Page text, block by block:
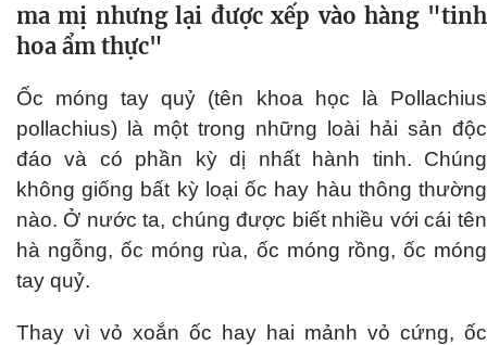
ma mị nhưng lại được xếp vào hàng "tinh
hoa ẩm thực"
Ốc móng tay quỷ (tên khoa học là Pollachius
pollachius) là một trong những loài hải sản độc
đáo và có phần kỳ dị nhất hành tinh. Chúng
không giống bất kỳ loại ốc hay hàu thông thường
nào. Ở nước ta, chúng được biết nhiều với cái tên
hà ngỗng, ốc móng rùa, ốc móng rồng, ốc móng
tay quỷ.
Thay vì vỏ xoắn ốc hay hai mảnh vỏ cứng, ốc